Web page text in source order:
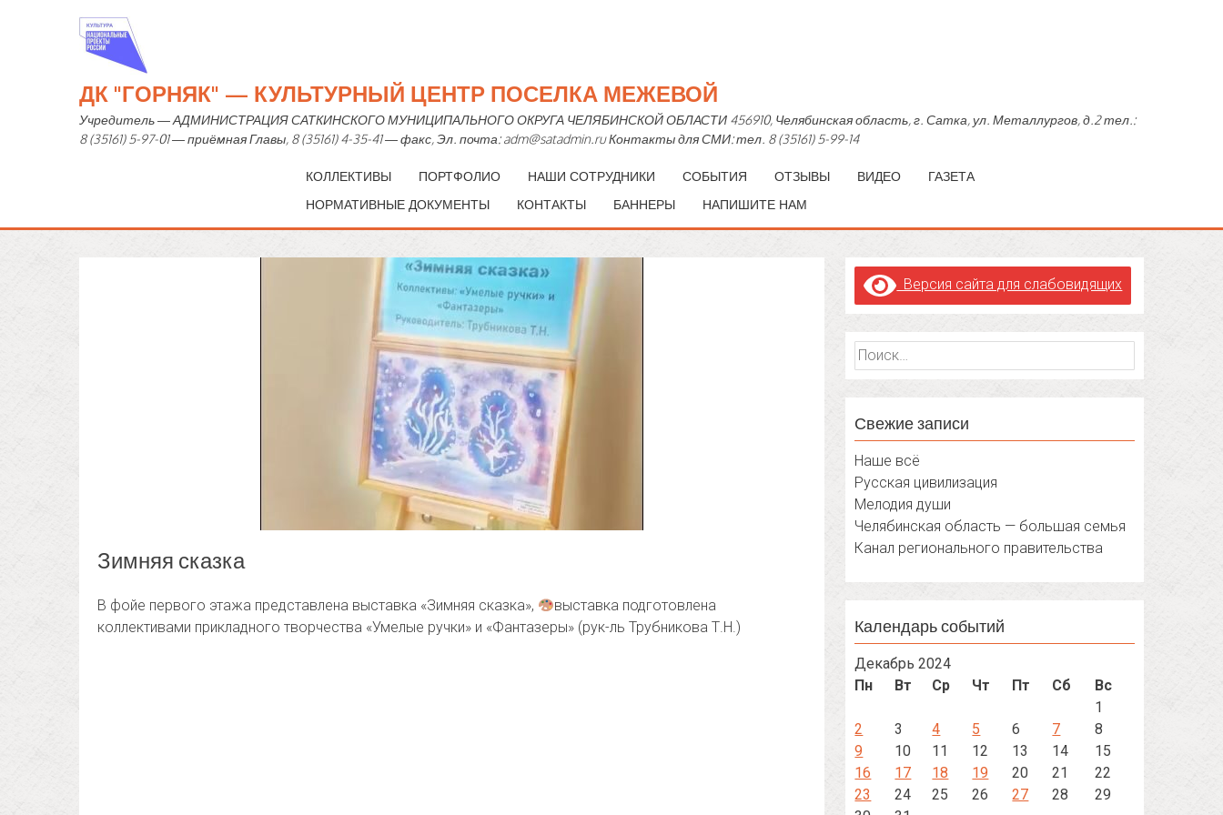
ДК "ГОРНЯК" — КУЛЬТУРНЫЙ ЦЕНТР ПОСЕЛКА МЕЖЕВОЙ
Учредитель — АДМИНИСТРАЦИЯ САТКИНСКОГО МУНИЦИПАЛЬНОГО ОКРУГА ЧЕЛЯБИНСКОЙ ОБЛАСТИ 456910, Челябинская область, г. Сатка, ул. Металлургов, д.2 тел.:
8 (35161) 5-97-01 — приёмная Главы, 8 (35161) 4-35-41 — факс, Эл. почта: adm@satadmin.ru Контакты для СМИ: тел. 8 (35161) 5-99-14
КОЛЛЕКТИВЫ ПОРТФОЛИО НАШИ СОТРУДНИКИ СОБЫТИЯ ОТЗЫВЫ ВИДЕО
ГАЗЕТА
НОРМАТИВНЫЕ ДОКУМЕНТЫ
КОНТАКТЫ БАННЕРЫ НАПИШИТЕ НАМ
Зимняя сказка
В фойе первого этажа представлена выставка «Зимняя сказка»,
выставка подготовлена
коллективами прикладного творчества «Умелые ручки» и «Фантазеры» (рук-ль Трубникова Т.Н.)
Версия сайта для слабовидящих
Найти:
Свежие записи
Наше всё
Русская цивилизация
Мелодия души
Челябинская область — большая семья
Канал регионального правительства
Календарь событий
Декабрь 2024
Пн
Вт Ср Чт Пт Сб
Вс
1
2
3 4 5 6 7
8
9
10 11 12 13 14
15
16
17 18 19 20 21
22
23
24 25 26 27 28
29